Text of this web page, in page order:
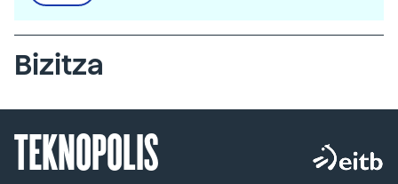
Bizitza
TEKNOPOLIS